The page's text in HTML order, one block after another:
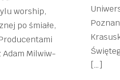
worship,
po śmiałe,
Adam Milwiw-
[…]